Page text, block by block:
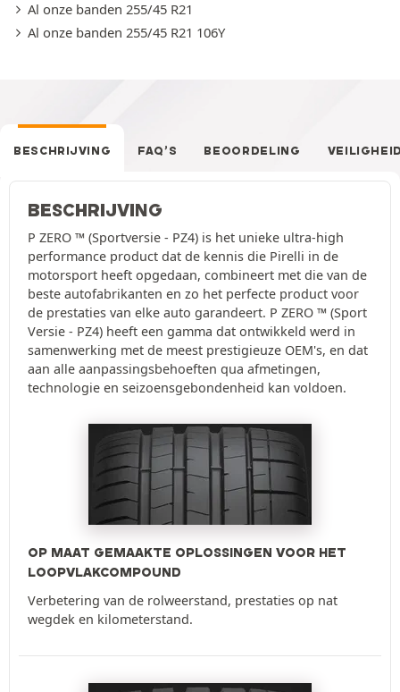
Al onze banden 255/45 R21
Al onze banden 255/45 R21 106Y
BESCHRIJVING FAQ’S BEOORDELING
BESCHRIJVING
P ZERO ™ (Sportversie - PZ4) is het unieke ultra-high
performance product dat de kennis die Pirelli in de
motorsport heeft opgedaan, combineert met die van de
beste autofabrikanten en zo het perfecte product voor
de prestaties van elke auto garandeert. P ZERO ™ (Sport
Versie - PZ4) heeft een gamma dat ontwikkeld werd in
samenwerking met de meest prestigieuze OEM's, en dat
aan alle aanpassingsbehoeften qua afmetingen,
technologie en seizoensgebondenheid kan voldoen.
OP MAAT GEMAAKTE OPLOSSINGEN VOOR HET
LOOPVLAKCOMPOUND
Verbetering van de rolweerstand, prestaties op nat
wegdek en kilometerstand.